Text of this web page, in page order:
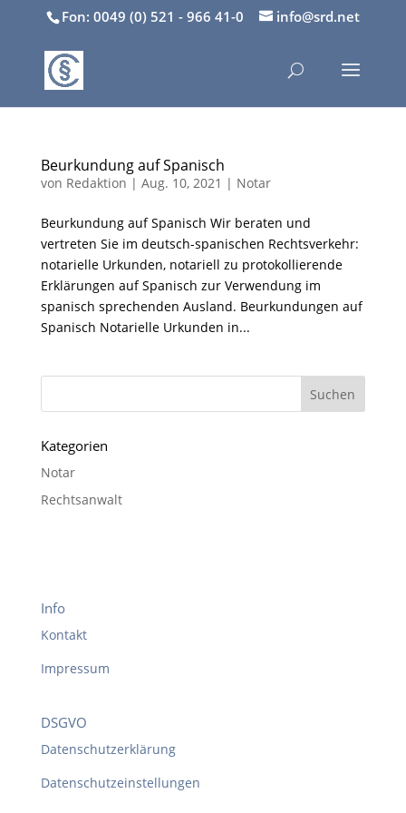
Fon: 0049 (0) 521 - 966 41-0 info@srd.net
Beurkundung auf Spanisch
von Redaktion | Aug. 10, 2021 | Notar
Beurkundung auf Spanisch Wir beraten und
vertreten Sie im deutsch-spanischen Rechtsverkehr:
notarielle Urkunden, notariell zu protokollierende
Erklärungen auf Spanisch zur Verwendung im
spanisch sprechenden Ausland. Beurkundungen auf
Spanisch Notarielle Urkunden in...
Kategorien
Notar
Rechtsanwalt
Info
Kontakt
Impressum
DSGVO
Datenschutzerklärung
Datenschutzeinstellungen